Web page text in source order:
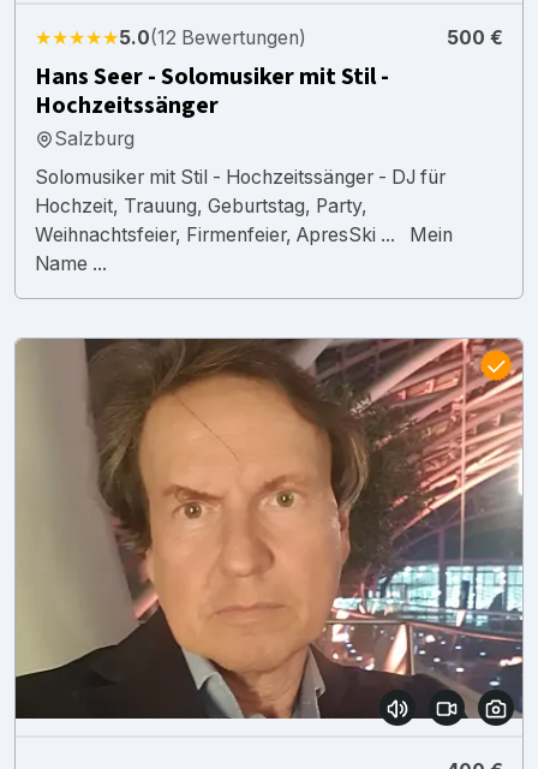
★★★★★5.0(12 Bewertungen) 500 €
Hans Seer - Solomusiker mit Stil -
Hochzeitssänger
Salzburg
Solomusiker mit Stil - Hochzeitssänger - DJ für
Hochzeit, Trauung, Geburtstag, Party,
Weihnachtsfeier, Firmenfeier, ApresSki ... Mein
Name ...